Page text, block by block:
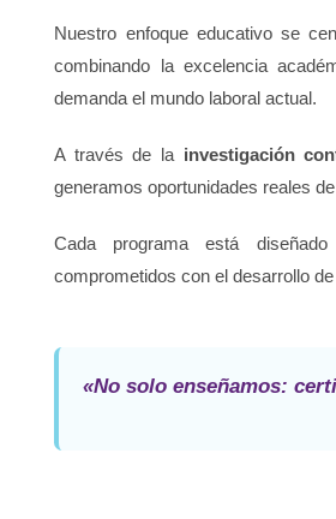
Nuestro enfoque educativo se
combinando la excelencia
demanda el mundo laboral actual.
A través de la investigación
generamos oportunidades reales
Cada programa está
comprometidos con el desarrollo
«No solo enseñamos: